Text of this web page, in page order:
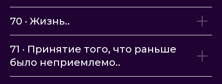
70 · Жизнь..
71 · Принятие того, что раньше
было неприемлемо..